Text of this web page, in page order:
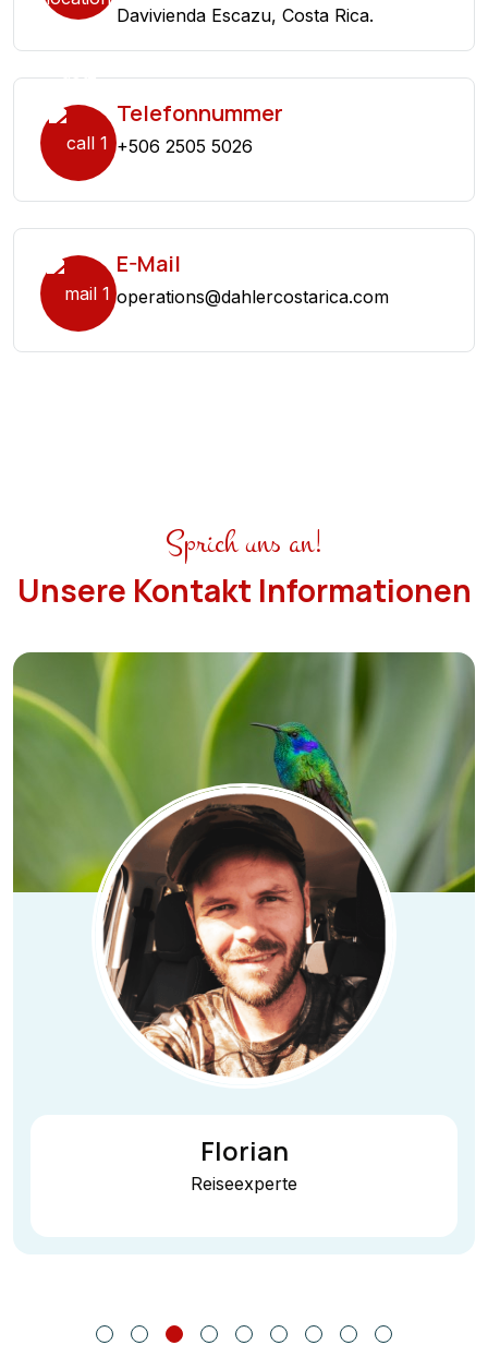
Davivienda Escazu, Costa Rica.
Telefonnummer
+506 2505 5026
E-Mail
operations@dahlercostarica.com
Sprich uns an!
Unsere Kontakt Informationen
Florian
Reiseexperte